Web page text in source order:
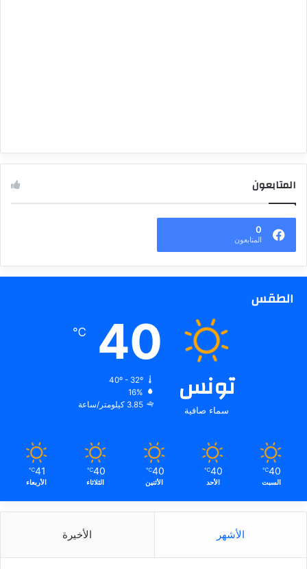
المتابعون
0
المتابعون
الطقس
تونس
سماء صافية
40
℃
40º - 32º
16%
3.85 كيلومتر/ساعة
40
℃
السبت
40
℃
الأحد
40
℃
الأثنين
40
℃
الثلاثاء
41
℃
الأربعاء
الأشهر الأخيرة